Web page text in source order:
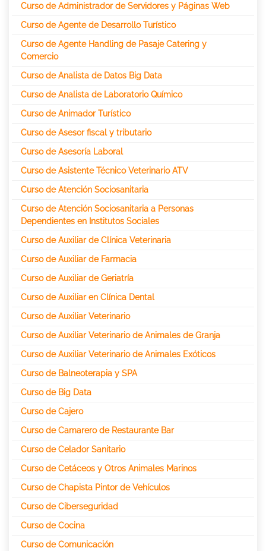
Curso de Administrador de Servidores y Páginas Web
Curso de Agente de Desarrollo Turístico
Curso de Agente Handling de Pasaje Catering y
Comercio
Curso de Analista de Datos Big Data
Curso de Analista de Laboratorio Químico
Curso de Animador Turístico
Curso de Asesor fiscal y tributario
Curso de Asesoría Laboral
Curso de Asistente Técnico Veterinario ATV
Curso de Atención Sociosanitaria
Curso de Atención Sociosanitaria a Personas
Dependientes en Institutos Sociales
Curso de Auxiliar de Clínica Veterinaria
Curso de Auxiliar de Farmacia
Curso de Auxiliar de Geriatría
Curso de Auxiliar en Clínica Dental
Curso de Auxiliar Veterinario
Curso de Auxiliar Veterinario de Animales de Granja
Curso de Auxiliar Veterinario de Animales Exóticos
Curso de Balneoterapia y SPA
Curso de Big Data
Curso de Cajero
Curso de Camarero de Restaurante Bar
Curso de Celador Sanitario
Curso de Cetáceos y Otros Animales Marinos
Curso de Chapista Pintor de Vehículos
Curso de Ciberseguridad
Curso de Cocina
Curso de Comunicación